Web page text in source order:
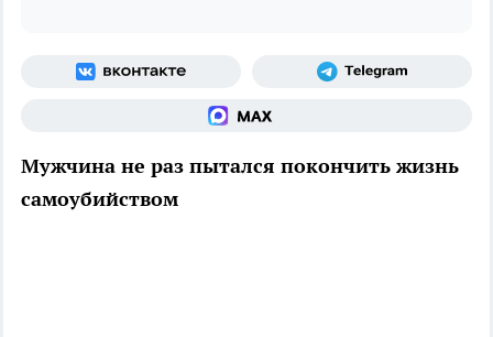
Мужчина не раз пытался покончить жизнь
самоубийством